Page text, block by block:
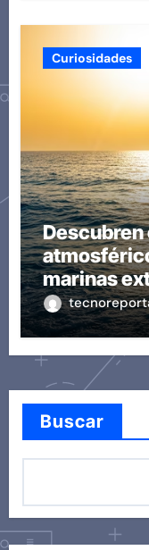
Curiosidades
marinas
Buscar